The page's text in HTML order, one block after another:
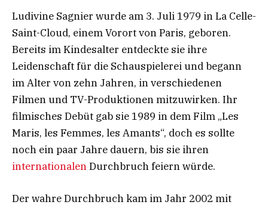
Ludivine Sagnier wurde am 3. Juli 1979 in La Celle-
Saint-Cloud, einem Vorort von Paris, geboren.
Bereits im Kindesalter entdeckte sie ihre
Leidenschaft für die Schauspielerei und begann
im Alter von zehn Jahren, in verschiedenen
Filmen und TV-Produktionen mitzuwirken. Ihr
filmisches Debüt gab sie 1989 in dem Film „Les
Maris, les Femmes, les Amants“, doch es sollte
noch ein paar Jahre dauern, bis sie ihren
internationalenDurchbruch feiern würde.
Der wahre Durchbruch kam im Jahr 2002 mit